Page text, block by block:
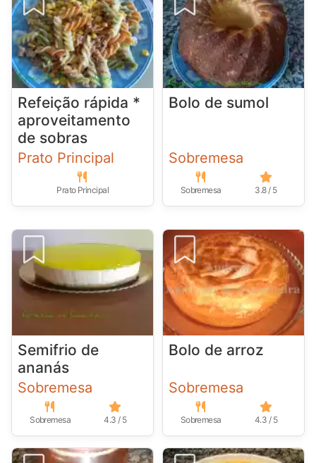
Refeição rápida *
aproveitamento
de sobras
Prato Principal
Prato Principal
Bolo de sumol
Sobremesa
Sobremesa 3.8 / 5
Semifrio de
ananás
Sobremesa
Sobremesa 4.3 / 5
Bolo de arroz
Sobremesa
Sobremesa 4.3 / 5